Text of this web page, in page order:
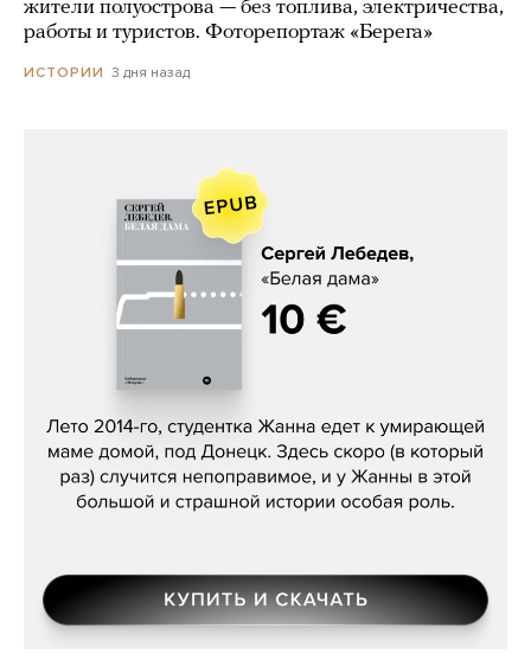
жители полуострова — без топлива, электричества,
работы и туристов. Фоторепортаж «Берега»
ИСТОРИИ 3 дня назад
Сергей Лебедев, «Белая дама»